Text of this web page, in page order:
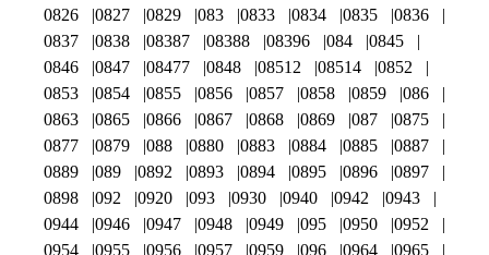
0826
0827 0829 083 0833 0834 0835
0836
0837
0838 08387 08388 08396 084
0845
0846
0847 08477 0848 08512 08514
0852
0853
0854 0855 0856 0857 0858 0859
086
0863
0865 0866 0867 0868 0869 087
0875
0877
0879 088 0880 0883 0884 0885
0887
0889
089 0892 0893 0894 0895 0896
0897
0898
092 0920 093 0930 0940 0942
0943
0944
0946 0947 0948 0949 095 0950
0952
0954
0955 0956 0957 0959 096 0964
0965